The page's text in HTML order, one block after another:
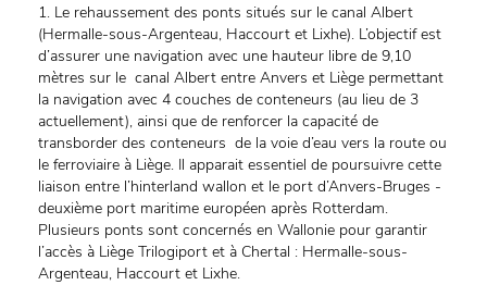
1. Le rehaussement des ponts situés sur le canal Albert
(Hermalle-sous-Argenteau, Haccourt et Lixhe). L’objectif est
d’assurer une navigation avec une hauteur libre de 9,10
mètres sur le canal Albert entre Anvers et Liège permettant
la navigation avec 4 couches de conteneurs (au lieu de 3
actuellement), ainsi que de renforcer la capacité de
transborder des conteneurs de la voie d’eau vers la route ou
le ferroviaire à Liège. Il apparait essentiel de poursuivre cette
liaison entre l’hinterland wallon et le port d’Anvers-Bruges -
deuxième port maritime européen après Rotterdam.
Plusieurs ponts sont concernés en Wallonie pour garantir
l’accès à Liège Trilogiport et à Chertal : Hermalle-sous-
Argenteau, Haccourt et Lixhe.